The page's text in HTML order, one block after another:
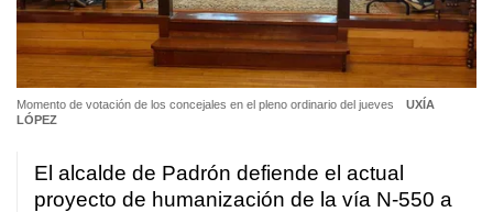
Momento de votación de los concejales en el pleno ordinario del jueves
UXÍA
LÓPEZ
El alcalde de Padrón defiende el actual
proyecto de humanización de la vía N-550 a